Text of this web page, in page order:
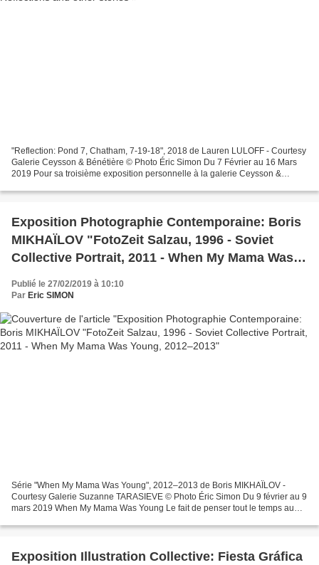
"Reflection: Pond 7, Chatham, 7-19-18", 2018 de Lauren LULOFF - Courtesy
Galerie Ceysson & Bénétière © Photo Éric Simon Du 7 Février au 16 Mars
2019 Pour sa troisième exposition personnelle à la galerie Ceysson &
Exposition Photographie Contemporaine: Boris
MIKHAÏLOV "FotoZeit Salzau, 1996 - Soviet
Collective Portrait, 2011 - When My Mama Was
Publié le 27/02/2019 à 10:10
Par Eric SIMON
Série "When My Mama Was Young", 2012–2013 de Boris MIKHAÏLOV -
Courtesy Galerie Suzanne TARASIEVE © Photo Éric Simon Du 9 février au 9
mars 2019 When My Mama Was Young Le fait de penser tout le temps au
Exposition Illustration Collective: Fiesta Gráfica